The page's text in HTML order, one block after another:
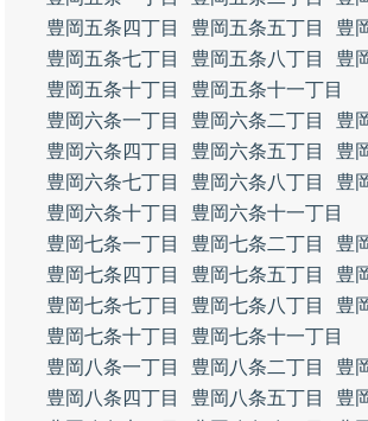
豊岡五条四丁目
豊岡五条五丁目
豊
豊岡五条七丁目
豊岡五条八丁目
豊
豊岡五条十丁目
豊岡五条十一丁目
豊岡六条一丁目
豊岡六条二丁目
豊
豊岡六条四丁目
豊岡六条五丁目
豊
豊岡六条七丁目
豊岡六条八丁目
豊
豊岡六条十丁目
豊岡六条十一丁目
豊岡七条一丁目
豊岡七条二丁目
豊
豊岡七条四丁目
豊岡七条五丁目
豊
豊岡七条七丁目
豊岡七条八丁目
豊
豊岡七条十丁目
豊岡七条十一丁目
豊岡八条一丁目
豊岡八条二丁目
豊
豊岡八条四丁目
豊岡八条五丁目
豊